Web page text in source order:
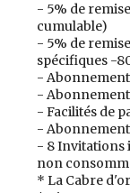
- 5% de
cumulable)
- 5% de
spécifiques -
-
-
- Facilités de
-
- 8 Invitations
non
* La Cabre